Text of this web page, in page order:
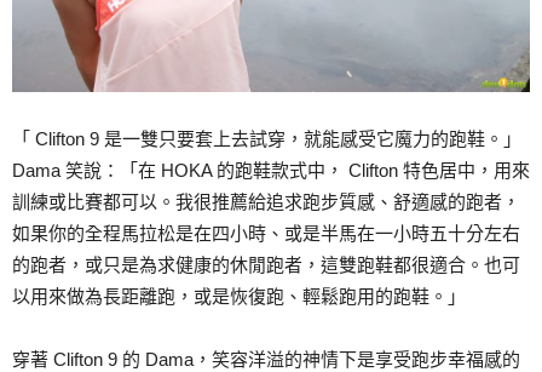
「 Clifton 9 是一雙只要套上去試穿，就能感受它魔力的跑鞋。」
Dama 笑說：「在 HOKA 的跑鞋款式中， Clifton 特色居中，用來
訓練或比賽都可以。我很推薦給追求跑步質感、舒適感的跑者，
如果你的全程馬拉松是在四小時、或是半馬在一小時五十分左右
的跑者，或只是為求健康的休閒跑者，這雙跑鞋都很適合。也可
以用來做為長距離跑，或是恢復跑、輕鬆跑用的跑鞋。」
穿著 Clifton 9 的 Dama，笑容洋溢的神情下是享受跑步幸福感的